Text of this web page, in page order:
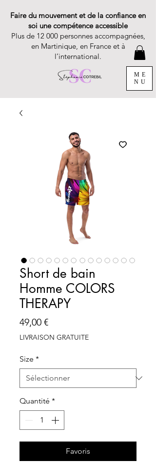
Faire du mouvement et de la confiance en
soi une compétence accessible
Plus de 12 000 personnes accompagnées,
en Martinique, en France et à
l’international.
ME
NU
Short de bain
Homme COLORS
THERAPY
49,00 €Prix
LIVRAISON GRATUITE
Size *
Quantité *
Favoris